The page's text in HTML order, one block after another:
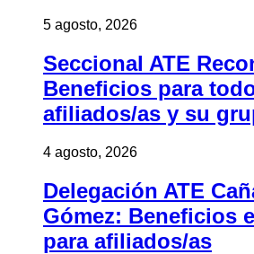
5 agosto, 2026
Seccional ATE
Beneficios para
afiliados/as y su
4 agosto, 2026
Delegación ATE
Gómez: Beneficios
para afiliados/as